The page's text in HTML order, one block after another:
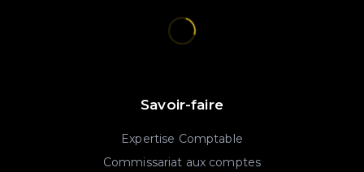
Savoir-faire
Expertise Comptable
Commissariat aux comptes